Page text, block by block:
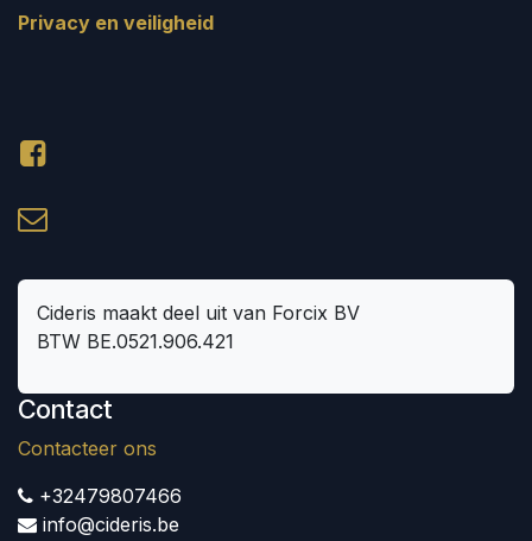
Privacy en veiligheid
Cideris maakt deel uit van Forcix BV
BTW BE.0521.906.421
Contact
Contacteer ons
+32479807466
info@cideris.be